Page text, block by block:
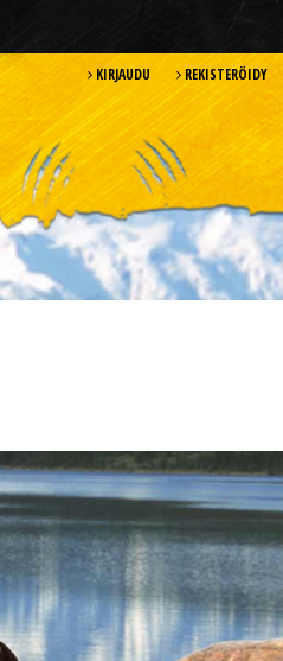
KIRJAUDU REKISTERÖIDY